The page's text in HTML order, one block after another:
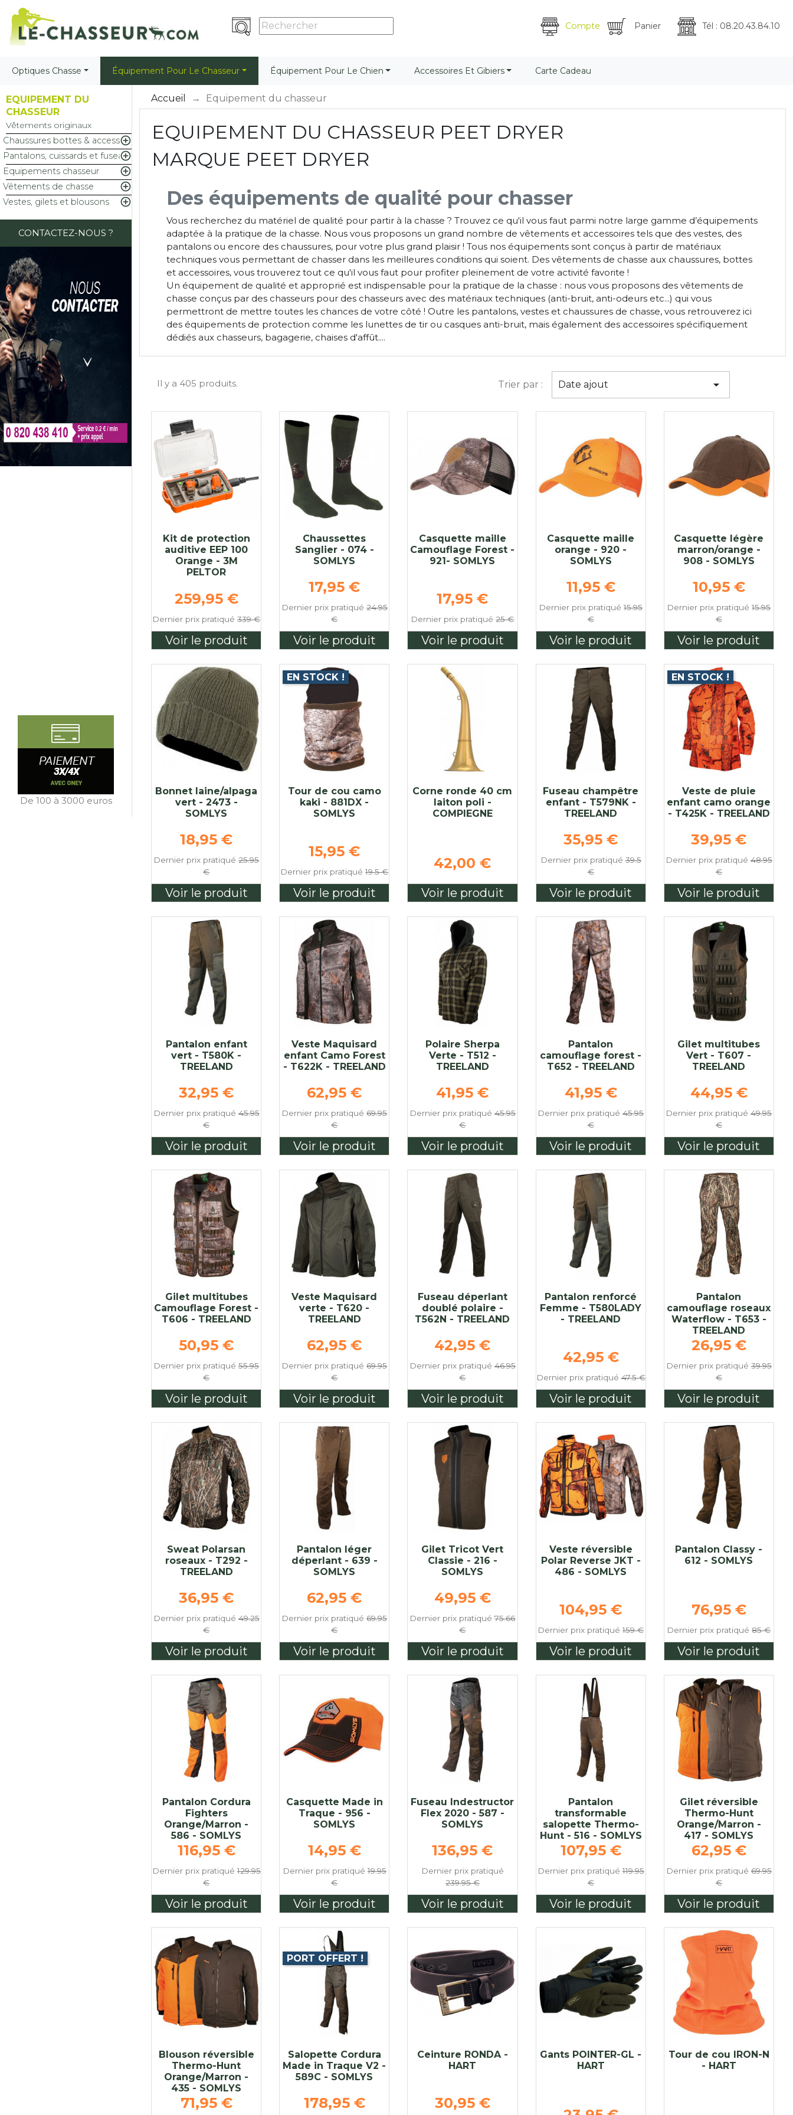
Compte Panier Tél : 08.20.43.84.10
Optiques Chasse Équipement Pour Le Chasseur Équipement Pour Le Chien Accessoires Et Gibiers Carte Cadeau
EQUIPEMENT DU
CHASSEUR
Vêtements originaux
Chaussures bottes & accessoires

Pantalons, cuissards et fuseaux

Equipements chasseur 
Vêtements de chasse 
Vestes, gilets et blousons 
CONTACTEZ-NOUS ?
De 100 à 3000 euros
Accueil Equipement du chasseur
EQUIPEMENT DU CHASSEUR PEET DRYER
MARQUE PEET DRYER
Des équipements de qualité pour chasser
Vous recherchez du matériel de qualité pour partir à la chasse ? Trouvez ce qu'il vous faut parmi notre large gamme d’équipements
adaptée à la pratique de la chasse. Nous vous proposons un grand nombre de vêtements et accessoires tels que des vestes, des
pantalons ou encore des chaussures, pour votre plus grand plaisir ! Tous nos équipements sont conçus à partir de matériaux
techniques vous permettant de chasser dans les meilleures conditions qui soient. Des vêtements de chasse aux chaussures, bottes
et accessoires, vous trouverez tout ce qu'il vous faut pour profiter pleinement de votre activité favorite !
Un équipement de qualité et approprié est indispensable pour la pratique de la chasse : nous vous proposons des vêtements de
chasse conçus par des chasseurs pour des chasseurs avec des matériaux techniques (anti-bruit, anti-odeurs etc...) qui vous
permettront de mettre toutes les chances de votre côté ! Outre les pantalons, vestes et chaussures de chasse, vous retrouverez ici
des équipements de protection comme les lunettes de tir ou casques anti-bruit, mais également des accessoires spécifiquement
dédiés aux chasseurs, bagagerie, chaises d'affût....
Il y a 405 produits. Trier par : Date ajout 
Kit de protection
auditive EEP 100
Orange - 3M
PELTOR
Prix de base
259,95 €
Dernier prix pratiqué339 €
Voir le produit
Chaussettes
Sanglier - 074 -
SOMLYS
Prix de base
17,95 €
Dernier prix pratiqué24.95
€
Voir le produit
Casquette maille
Camouflage Forest -
921- SOMLYS
Prix de base
17,95 €
Dernier prix pratiqué25 €
Voir le produit
Casquette maille
orange - 920 -
SOMLYS
Prix de base
11,95 €
Dernier prix pratiqué15.95
€
Voir le produit
Casquette légère
marron/orange -
908 - SOMLYS
Prix de base
10,95 €
Dernier prix pratiqué15.95
€
Voir le produit
Bonnet laine/alpaga
vert - 2473 -
SOMLYS
Prix de base
18,95 €
Dernier prix pratiqué25.95
€
Voir le produit
Tour de cou camo
kaki - 881DX -
SOMLYS
Prix de base
15,95 €
Dernier prix pratiqué19.5 €
EN STOCK !
Voir le produit
Corne ronde 40 cm
laiton poli -
COMPIEGNE
42,00 €
Voir le produit
Fuseau champêtre
enfant - T579NK -
TREELAND
Prix de base
35,95 €
Dernier prix pratiqué39.5
€
Voir le produit
Veste de pluie
enfant camo orange
- T425K - TREELAND
Prix de base
39,95 €
Dernier prix pratiqué 48.95
€
EN STOCK !
Voir le produit
Pantalon enfant
vert - T580K -
TREELAND
Prix de base
32,95 €
Dernier prix pratiqué45.95
€
Voir le produit
Veste Maquisard
enfant Camo Forest
- T622K - TREELAND
Prix de base
62,95 €
Dernier prix pratiqué69.95
€
Voir le produit
Polaire Sherpa
Verte - T512 -
TREELAND
Prix de base
41,95 €
Dernier prix pratiqué 45.95
€
Voir le produit
Pantalon
camouflage forest -
T652 - TREELAND
Prix de base
41,95 €
Dernier prix pratiqué45.95
€
Voir le produit
Gilet multitubes
Vert - T607 -
TREELAND
Prix de base
44,95 €
Dernier prix pratiqué49.95
€
Voir le produit
Gilet multitubes
Camouflage Forest -
T606 - TREELAND
Prix de base
50,95 €
Dernier prix pratiqué55.95
€
Voir le produit
Veste Maquisard
verte - T620 -
TREELAND
Prix de base
62,95 €
Dernier prix pratiqué69.95
€
Voir le produit
Fuseau déperlant
doublé polaire -
T562N - TREELAND
Prix de base
42,95 €
Dernier prix pratiqué 46.95
€
Voir le produit
Pantalon renforcé
Femme - T580LADY
- TREELAND
Prix de base
42,95 €
Dernier prix pratiqué47.5 €
Voir le produit
Pantalon
camouflage roseaux
Waterflow - T653 -
TREELAND
Prix de base
26,95 €
Dernier prix pratiqué 39.95
€
Voir le produit
Sweat Polarsan
roseaux - T292 -
TREELAND
Prix de base
36,95 €
Dernier prix pratiqué49.25
€
Voir le produit
Pantalon léger
déperlant - 639 -
SOMLYS
Prix de base
62,95 €
Dernier prix pratiqué69.95
€
Voir le produit
Gilet Tricot Vert
Classie - 216 -
SOMLYS
Prix de base
49,95 €
Dernier prix pratiqué75.66
€
Voir le produit
Veste réversible
Polar Reverse JKT -
486 - SOMLYS
Prix de base
104,95 €
Dernier prix pratiqué159 €
Voir le produit
Pantalon Classy -
612 - SOMLYS
Prix de base
76,95 €
Dernier prix pratiqué85 €
Voir le produit
Pantalon Cordura
Fighters
Orange/Marron -
586 - SOMLYS
Prix de base
116,95 €
Dernier prix pratiqué129.95
€
Voir le produit
Casquette Made in
Traque - 956 -
SOMLYS
Prix de base
14,95 €
Dernier prix pratiqué19.95
€
Voir le produit
Fuseau Indestructor
Flex 2020 - 587 -
SOMLYS
Prix de base
136,95 €
Dernier prix pratiqué
239.95 €
Voir le produit
Pantalon
transformable
salopette Thermo-
Hunt - 516 - SOMLYS
Prix de base
107,95 €
Dernier prix pratiqué119.95
€
Voir le produit
Gilet réversible
Thermo-Hunt
Orange/Marron -
417 - SOMLYS
Prix de base
62,95 €
Dernier prix pratiqué 69.95
€
Voir le produit
Blouson réversible
Thermo-Hunt
Orange/Marron -
435 - SOMLYS
Prix de base
71,95 €
Salopette Cordura
Made in Traque V2 -
589C - SOMLYS
Prix de base
178,95 €
PORT OFFERT !
Ceinture RONDA -
HART
Prix de base
30,95 €
Gants POINTER-GL -
HART
Tour de cou IRON-N
- HART